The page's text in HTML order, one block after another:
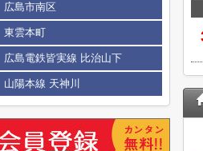
広島市南区
東雲本町
広島電鉄皆実線 比治山下
山陽本線 天神川